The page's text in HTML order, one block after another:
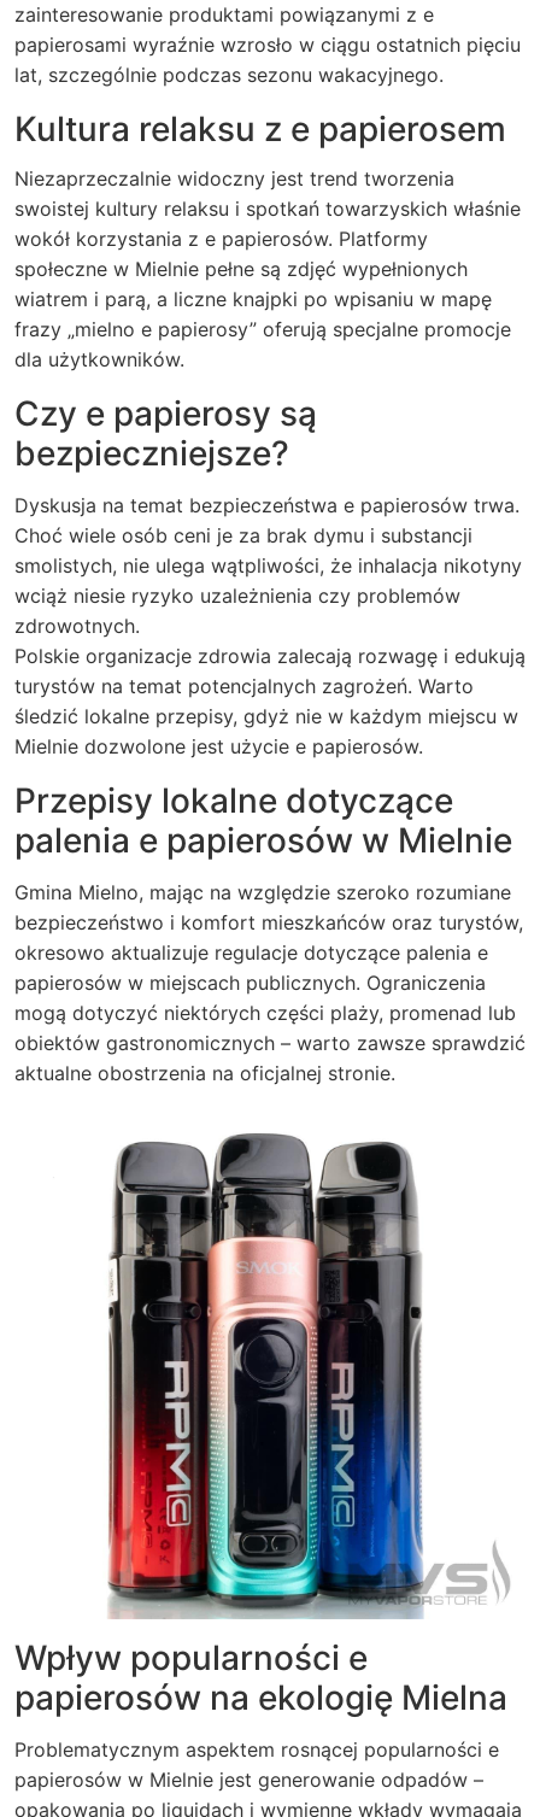
zainteresowanie produktami powiązanymi z e
papierosami wyraźnie wzrosło w ciągu ostatnich pięciu
lat, szczególnie podczas sezonu wakacyjnego.
Kultura relaksu z e papierosem
Niezaprzeczalnie widoczny jest trend tworzenia
swoistej kultury relaksu i spotkań towarzyskich właśnie
wokół korzystania z e papierosów. Platformy
społeczne w Mielnie pełne są zdjęć wypełnionych
wiatrem i parą, a liczne knajpki po wpisaniu w mapę
frazy „mielno e papierosy” oferują specjalne promocje
dla użytkowników.
Czy e papierosy są
bezpieczniejsze?
Dyskusja na temat bezpieczeństwa e papierosów trwa.
Choć wiele osób ceni je za brak dymu i substancji
smolistych, nie ulega wątpliwości, że inhalacja nikotyny
wciąż niesie ryzyko uzależnienia czy problemów
zdrowotnych.
Polskie organizacje zdrowia zalecają rozwagę i edukują
turystów na temat potencjalnych zagrożeń. Warto
śledzić lokalne przepisy, gdyż nie w każdym miejscu w
Mielnie dozwolone jest użycie e papierosów.
Przepisy lokalne dotyczące
palenia e papierosów w Mielnie
Gmina Mielno, mając na względzie szeroko rozumiane
bezpieczeństwo i komfort mieszkańców oraz turystów,
okresowo aktualizuje regulacje dotyczące palenia e
papierosów w miejscach publicznych. Ograniczenia
mogą dotyczyć niektórych części plaży, promenad lub
obiektów gastronomicznych – warto zawsze sprawdzić
aktualne obostrzenia na oficjalnej stronie.
Wpływ popularności e
papierosów na ekologię Mielna
Problematycznym aspektem rosnącej popularności e
papierosów w Mielnie jest generowanie odpadów –
opakowania po liquidach i wymienne wkłady wymagają